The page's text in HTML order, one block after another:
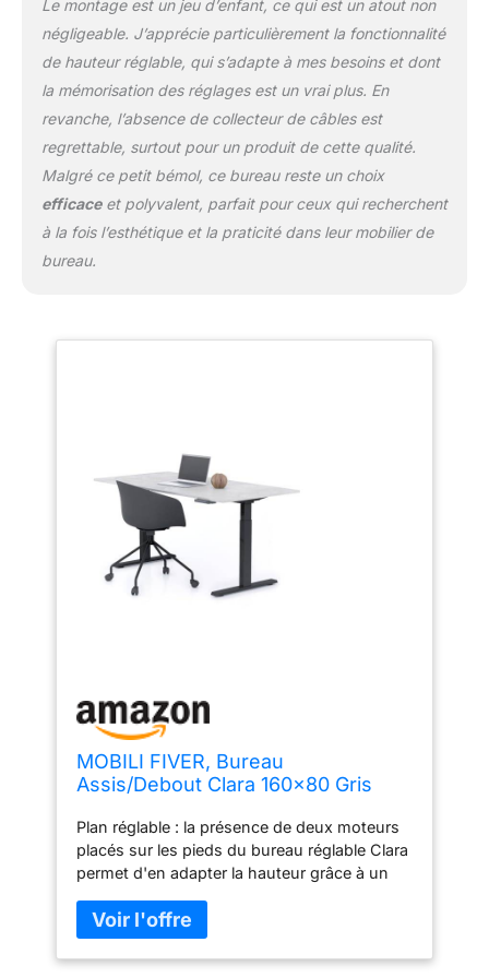
Le montage est un jeu d’enfant, ce qui est un atout non
négligeable. J’apprécie particulièrement la fonctionnalité
de hauteur réglable, qui s’adapte à mes besoins et dont
la mémorisation des réglages est un vrai plus. En
revanche, l’absence de collecteur de câbles est
regrettable, surtout pour un produit de cette qualité.
Malgré ce petit bémol, ce bureau reste un choix
efficaceet polyvalent, parfait pour ceux qui recherchent
à la fois l’esthétique et la praticité dans leur mobilier de
bureau.
MOBILI FIVER, Bureau
Assis/Debout Clara 160x80 Gris
Mélaminé/Aluminium/Acier, Bureau
d'ordinateur pour Bureau
Plan réglable : la présence de deux moteurs
placés sur les pieds du bureau réglable Clara
permet d'en adapter la hauteur grâce à un
plan. Les câbles d'alimentation UK, USA et
UE sont inclus. Mémorise la position : vous
avez trouvé une position vraiment